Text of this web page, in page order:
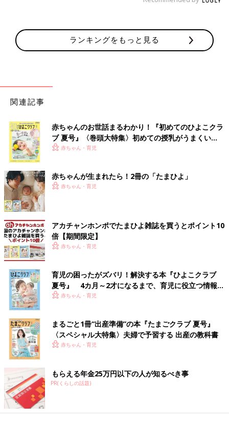
ランキングをもっと見る
関連記事
赤ちゃんのお世話まるわかり！『初めてのひよこクラ
ブ 夏号』〈巻頭大特集〉初めての授乳がうまくい
く！ おっぱい・ミルクの基本と夏のトラブル 解決テ
赤ちゃん・育児
赤ちゃんが生まれたら！2冊の「たまひよ」
赤ちゃん・育児
アカチャンホンポでたまひよ雑誌を買うとポイント10
倍【期間限定】
赤ちゃん・育児
育児の困ったがズバリ！解決する本『ひよこクラブ
夏号』 4カ月～2才になるまで、育児に役立つ情報が
いっぱい！
赤ちゃん・育児
まるごと1冊“出産準備”の本『たまごクラブ 夏号』
〈スペシャル大特集〉夫婦で予習する 出産の教科書
赤ちゃん・育児
もらえる年金25万円以下の人が知るべき事
PR(くらしの話題)